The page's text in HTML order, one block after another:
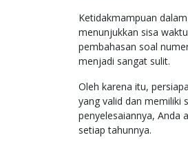
Ketidakmampuan
menunjukkan sisa
pembahasan soal
menjadi sangat sulit.
Oleh karena itu,
yang valid dan memiliki
penyelesaiannya, Anda
setiap tahunnya.